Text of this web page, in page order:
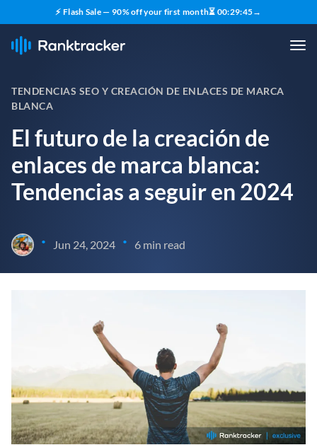
⚡ Flash Sale — 90% off your first month⏳ 00:29:44→
TENDENCIAS SEO Y CREACIÓN DE ENLACES DE MARCA
BLANCA
El futuro de la creación de
enlaces de marca blanca:
Tendencias a seguir en 2024
• Jun 24, 2024 • 6 min read